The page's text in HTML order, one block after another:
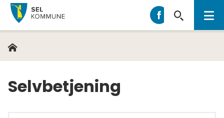
Sel
kommune
Sel
Du
er
Hjem
Selvbetjening